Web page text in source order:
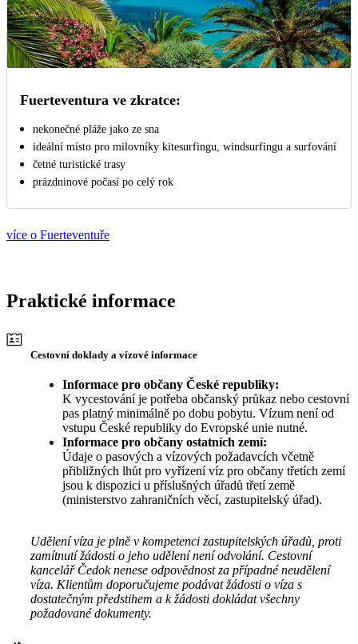
Fuerteventura ve zkratce:
nekonečné pláže jako ze sna
ideální místo pro milovníky kitesurfingu, windsurfingu a surfování
četné turistické trasy
prázdninové počasí po celý rok
více o Fuerteventuře
Praktické informace
Cestovní doklady a vízové informace
Informace pro občany České republiky:
K vycestování je potřeba občanský průkaz nebo cestovní
pas platný minimálně po dobu pobytu. Vízum není od
vstupu České republiky do Evropské unie nutné.
Informace pro občany ostatních zemí:
Údaje o pasových a vízových požadavcích včetně
přibližných lhůt pro vyřízení víz pro občany třetích zemí
jsou k dispozici u příslušných úřadů třetí země
(ministerstvo zahraničních věcí, zastupitelský úřad).
Udělení víza je plně v kompetenci zastupitelských úřadů, proti
zamítnutí žádosti o jeho udělení není odvolání. Cestovní
kancelář Čedok nenese odpovědnost za případné neudělení
víza. Klientům doporučujeme podávat žádosti o víza s
dostatečným předstihem a k žádosti dokládat všechny
požadované dokumenty.